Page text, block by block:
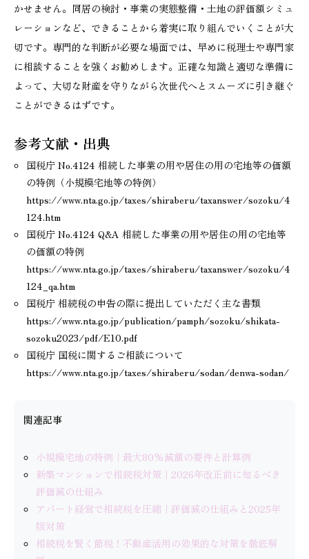
かせません。同居の検討・事業の実態整備・土地の評価額シミュ
レーションなど、できることから着実に取り組んでいくことが大
切です。専門的な判断が必要な場面では、早めに税理士や専門家
に相談することを強くお勧めします。正確な知識と適切な準備に
よって、大切な財産を守りながら次世代へとスムーズに引き継ぐ
ことができるはずです。
参考文献・出典
国税庁 No.4124 相続した事業の用や居住の用の宅地等の価額
の特例（小規模宅地等の特例）
https://www.nta.go.jp/taxes/shiraberu/taxanswer/sozoku/4
124.htm
国税庁 No.4124 Q&A 相続した事業の用や居住の用の宅地等
の価額の特例
https://www.nta.go.jp/taxes/shiraberu/taxanswer/sozoku/4
124_qa.htm
国税庁 相続税の申告の際に提出していただく主な書類
https://www.nta.go.jp/publication/pamph/sozoku/shikata-
sozoku2023/pdf/E10.pdf
国税庁 国税に関するご相談について
https://www.nta.go.jp/taxes/shiraberu/sodan/denwa-sodan/
関連記事
小規模宅地の特例｜最大80%減額の要件と計算例
新築マンションで相続税対策｜2026年改正前に知るべき
評価減の仕組み
アパート経営で相続税を圧縮｜評価減の仕組みと2025年
版対策
相続税を賢く節税！不動産活用の効果的な対策を徹底解